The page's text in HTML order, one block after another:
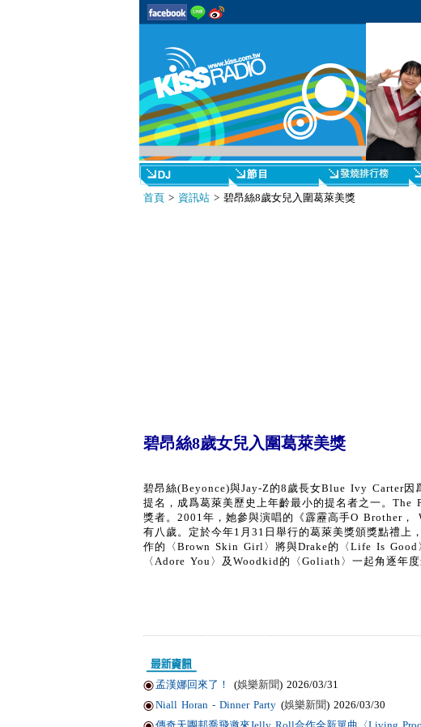
首頁> 資訊站> 碧昂絲8歲女兒入圍葛萊美獎
碧昂絲8歲女兒入圍葛萊美獎
碧昂絲(Beyonce)與Jay-Z的8歲長女Blue Ivy Carter
提名，成爲葛萊美歷史上年齡最小的提名者之一。
獎者。2001年，她參與演唱的《霹靂高手O Brother
有八歲。定於今年1月31日舉行的葛萊美獎頒獎點禮
作的〈Brown Skin Girl〉將與Drake的〈Life Is Good
〈Adore You〉及Woodkid的〈Goliath〉一起角逐年度
孟漢娜回來了！ (娛樂新聞) 2026/03/31
Niall Horan - Dinner Party (娛樂新聞) 2026/03/30